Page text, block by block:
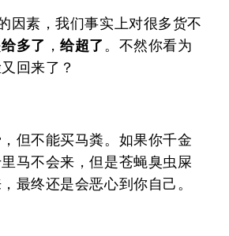
因素，我们事实上对很多货不
给多了 ，给超了 。不然你看为
回来了？
但不能买马粪。如果你千金
马不会来，但是苍蝇臭虫屎
最终还是会恶心到你自己。